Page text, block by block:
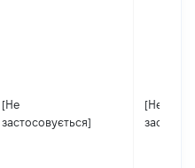
[Не
застосовується]
[Не